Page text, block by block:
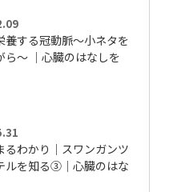
養する冠動脈～小ネタを
ら～ ｜心臓のはなしを
るわかり｜スワンガンツ
ルを知る③｜心臓のはな